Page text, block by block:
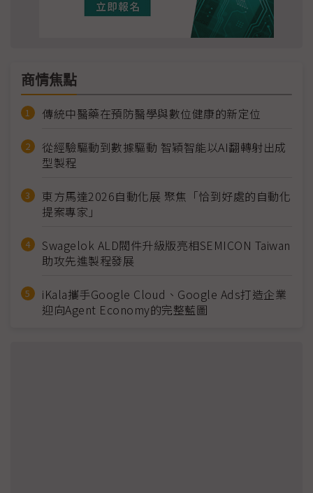
商情焦點
傳統中醫藥在預防醫學與數位健康的新定位
從經驗驅動到數據驅動 智穎智能以AI翻轉射出成
型製程
東方馬達2026自動化展 聚焦「恰到好處的自動化
提案專家」
Swagelok ALD閥件升級版亮相SEMICON Taiwan
助攻先進製程發展
iKala攜手Google Cloud、Google Ads打造企業
迎向Agent Economy的完整藍圖